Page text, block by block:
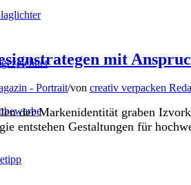
mit
- Portrait/von creativ verpacken
der Markenidentität graben
entstehen Gestaltungen für